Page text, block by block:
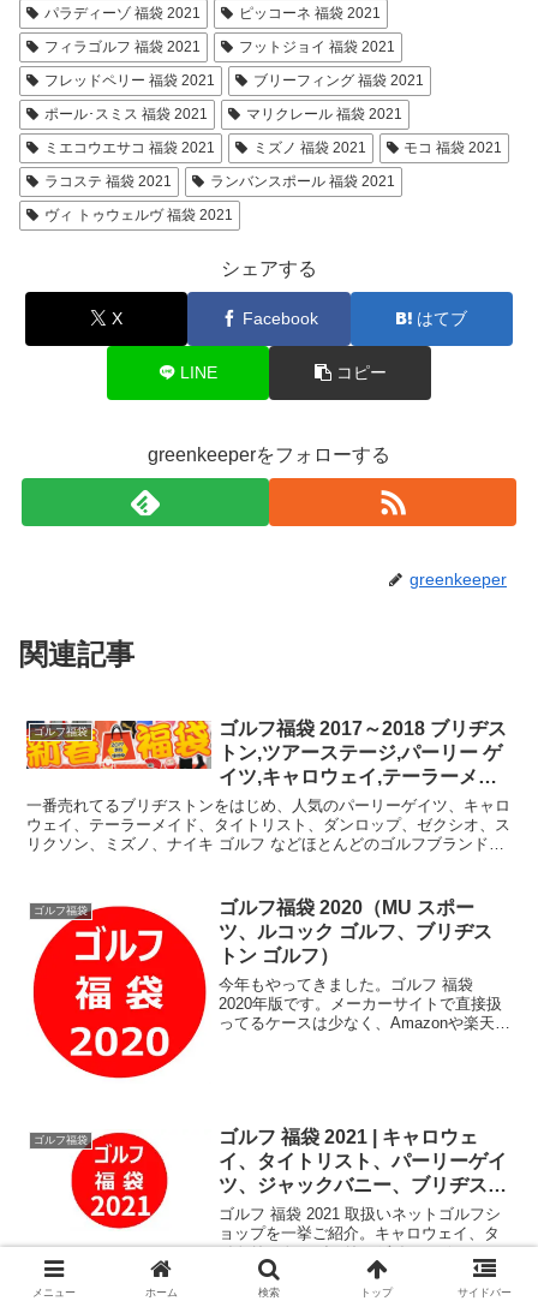
パラディーゾ 福袋 2021
ピッコーネ 福袋 2021
フィラゴルフ 福袋 2021
フットジョイ 福袋 2021
フレッドペリー 福袋 2021
ブリーフィング 福袋 2021
ポール･スミス 福袋 2021
マリクレール 福袋 2021
ミエコウエサコ 福袋 2021
ミズノ 福袋 2021
モコ 福袋 2021
ラコステ 福袋 2021
ランバンスポール 福袋 2021
ヴィ トゥウェルヴ 福袋 2021
シェアする
X Facebook はてブ
LINE コピー
greenkeeperをフォローする
greenkeeper
関連記事
ゴルフ福袋
ゴルフ福袋 2017～2018 ブリヂス
トン,ツアーステージ,パーリー ゲ
イツ,キャロウェイ,テーラーメイ
ド
一番売れてるブリヂストンをはじめ、人気のパーリーゲイツ、キャロ
ウェイ、テーラーメイド、タイトリスト、ダンロップ、ゼクシオ、ス
リクソン、ミズノ、ナイキ ゴルフ などほとんどのゴルフブランドか
ゴルフ福袋
ゴルフ福袋 2020（MU スポー
ツ、ルコック ゴルフ、ブリヂス
トン ゴルフ）
今年もやってきました。ゴルフ 福袋
2020年版です。メーカーサイトで直接扱
ってるケースは少なく、Amazonや楽天が
ゴルフ福袋
ゴルフ 福袋 2021 | キャロウェ
イ、タイトリスト、パーリーゲイ
ツ、ジャックバニー、ブリヂスト
ンほか
ゴルフ 福袋 2021 取扱いネットゴルフシ
ョップを一挙ご紹介。キャロウェイ、タ
イトリスト、パーリーゲイツ、ジャック
バニー、ブリヂストンなど。有賀園ゴル
フ、二木ゴルフ、ヴィクトリアゴルフ、
メニュー ホーム 検索 トップ サイドバー